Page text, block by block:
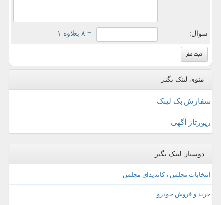
سوال: = ۸ بعلاوه ۱
منوی لینک بگیر
سفارش بک لینک
رپورتاژ آگهی
دوستان لینک بگیر
انتخابات مجلس ، کاندیدای مجلس
خرید و فروش خودرو